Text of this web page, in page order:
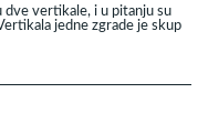
dve vertikale, i u pitanju su
jedne zgrade je skup